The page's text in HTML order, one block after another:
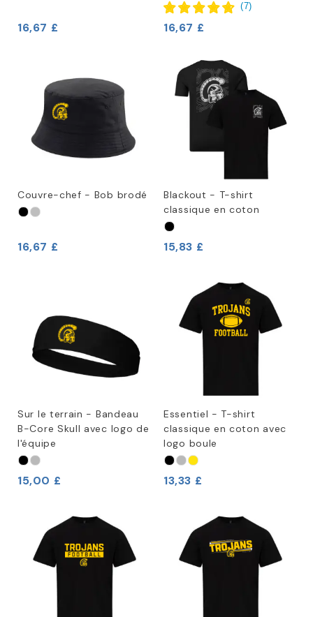
16,67 £
(7)
16,67 £
Couvre-chef - Bob brodé
16,67 £
Blackout - T-shirt
classique en coton
15,83 £
Sur le terrain - Bandeau
B-Core Skull avec logo de
l'équipe
15,00 £
Essentiel - T-shirt
classique en coton avec
logo boule
13,33 £